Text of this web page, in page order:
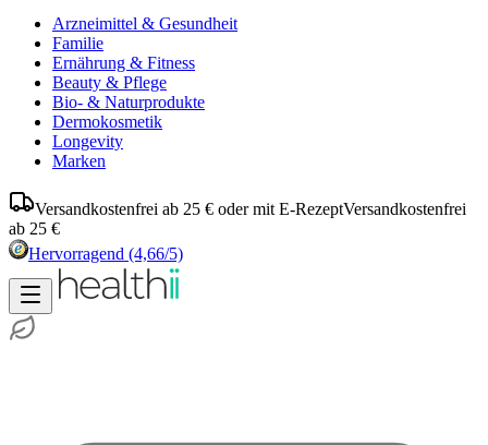
Arzneimittel & Gesundheit
Familie
Ernährung & Fitness
Beauty & Pflege
Bio- & Naturprodukte
Dermokosmetik
Longevity
Marken
Versandkostenfrei ab 25 € oder mit E-RezeptVersandkostenfrei
ab 25 €
Hervorragend (4,66/5)